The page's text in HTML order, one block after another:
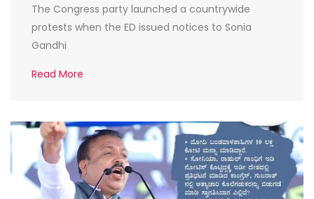
The Congress party launched a countrywide
protests when the ED issued notices to Sonia
Gandhi
Read More